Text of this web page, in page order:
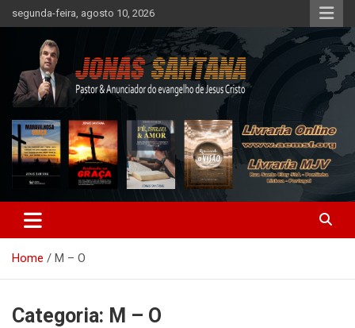
to
segunda-feira, agosto 10, 2026
AEMSF – Levando a Palavra
Home M – O
Categoria: M – O